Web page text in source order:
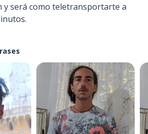
y será como teletransportarte a